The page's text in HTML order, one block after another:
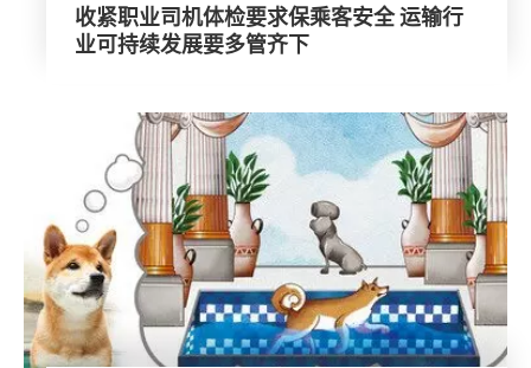
收紧职业司机体检要求保乘客安全 运输行
业可持续发展要多管齐下